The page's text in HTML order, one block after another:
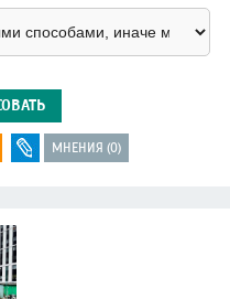
МНЕНИЯ (0)